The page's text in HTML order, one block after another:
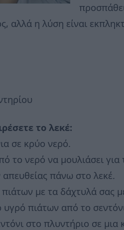
αλλά η λύση είναι
το λεκέ:
σε κρύο νερό.
το νερό να μουλιάσει για
απευθείας πάνω στο λεκέ.
με τα δάχτυλά σας
υγρό πιάτων από το
στο πλυντήριο σε μια